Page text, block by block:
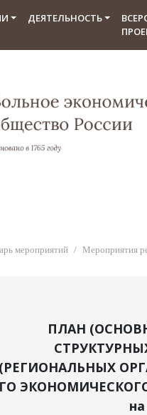
ДЕЯТЕЛЬНОСТЬ
мероприятий Мероприятия
ПЛАН
(РЕГИОНАЛЬНЫХ